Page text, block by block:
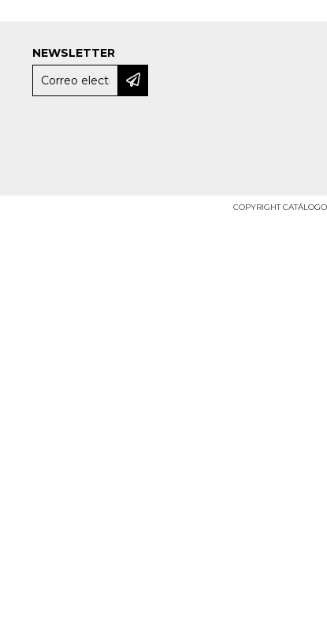
NEWSLETTER
COPYRIGHT